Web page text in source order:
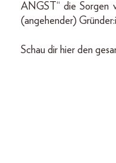
ANGST“ die Sorgen
(angehender)
Schau dir hier den